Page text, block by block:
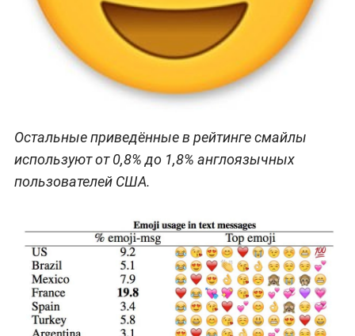
Остальные приведённые в рейтинге смайлы
используют от 0,8% до 1,8% англоязычных
пользователей США.